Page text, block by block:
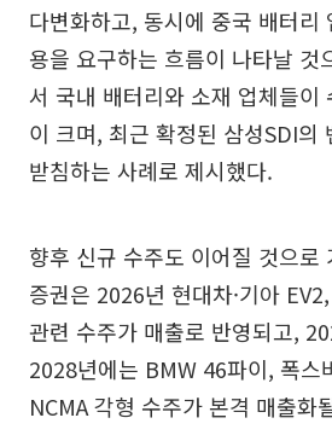
다변화하고, 동시에 중국 배터리
용을 요구하는 흐름이 나타날 것
서 국내 배터리와 소재 업체들이
이 크며, 최근 확정된 삼성SDI의
받침하는 사례로 제시했다.
향후 신규 수주도 이어질 것으로
증권은 2026년 현대차·기아
관련 수주가 매출로 반영되고,
2028년에는 BMW 46파이, 폭스
NCMA 각형 수주가 본격 매출화